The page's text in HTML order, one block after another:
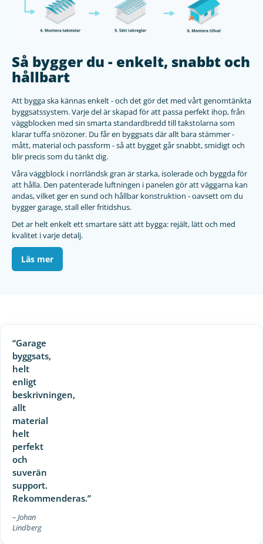
Så bygger du - enkelt, snabbt och
hållbart
Att bygga ska kännas enkelt - och det gör det med vårt genomtänkta
byggsatssystem. Varje del är skapad för att passa perfekt ihop, från
väggblocken med sin smarta standardbredd till takstolarna som
klarar tuffa snözoner. Du får en byggsats där allt bara stämmer -
mått, material och passform - så att bygget går snabbt, smidigt och
blir precis som du tänkt dig.
Våra väggblock i norrländsk gran är starka, isolerade och byggda för
att hålla. Den patenterade luftningen i panelen gör att väggarna kan
andas, vilket ger en sund och hållbar konstruktion - oavsett om du
bygger garage, stall eller fritidshus.
Det ar helt enkelt ett smartare sätt att bygga: rejält, lätt och med
kvalitet i varje detalj.
Läs mer
“Garage
byggsats,
helt
enligt
beskrivningen,
allt
material
helt
perfekt
och
suverän
support.
Rekommenderas.”
– Johan
Lindberg